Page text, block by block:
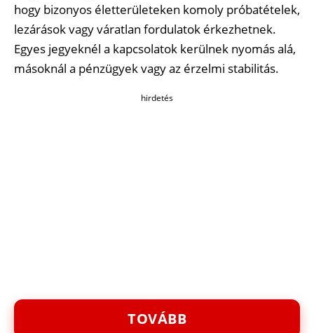
hogy bizonyos életterületeken komoly próbatételek,
lezárások vagy váratlan fordulatok érkezhetnek.
Egyes jegyeknél a kapcsolatok kerülnek nyomás alá,
másoknál a pénzügyek vagy az érzelmi stabilitás.
hirdetés
TOVÁBB